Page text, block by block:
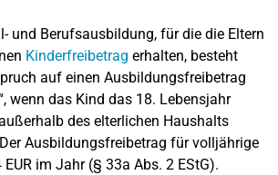
und Berufsausbildung, für die die Eltern
Kinderfreibetrag erhalten, besteht
auf einen Ausbildungsfreibetrag
wenn das Kind das 18. Lebensjahr
des elterlichen Haushalts
Ausbildungsfreibetrag für volljährige
im Jahr (§ 33a Abs. 2 EStG).